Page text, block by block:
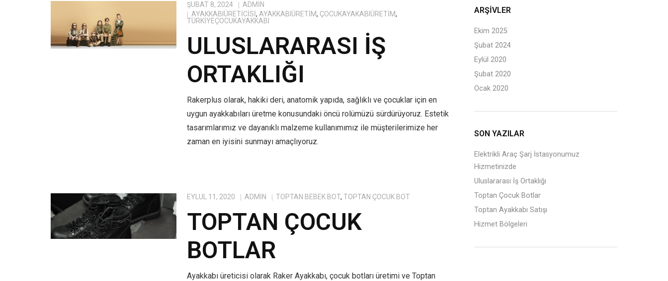
ŞUBAT 8, 2024
ADMIN
AYAKKABIÜRETICISI, AYAKKABIÜRETIM, ÇOCUKAYAKABIÜRETIM,
TÜRKIYEÇOCUKAYAKKABI
ULUSLARARASI İŞ
ORTAKLIĞI
Rakerplus olarak, hakiki deri, anatomik yapıda, sağlıklı ve çocuklar için en
uygun ayakkabıları üretme konusundaki öncü rolümüzü sürdürüyoruz. Estetik
tasarımlarımız ve dayanıklı malzeme kullanımımız ile müşterilerimize her
zaman en iyisini sunmayı amaçlıyoruz.
EYLÜL 11, 2020 ADMIN TOPTAN BEBEK BOT,TOPTAN ÇOCUK BOT
TOPTAN ÇOCUK
BOTLAR
Ayakkabı üreticisi olarak Raker Ayakkabı, çocuk botları üretimi ve Toptan
ARŞIVLER
Ekim 2025
Şubat 2024
Eylül 2020
Şubat 2020
Ocak 2020
SON YAZILAR
Elektrikli Araç Şarj İstasyonumuz
Hizmetinizde
Uluslararası İş Ortaklığı
Toptan Çocuk Botlar
Toptan Ayakkabı Satışı
Hizmet Bölgeleri